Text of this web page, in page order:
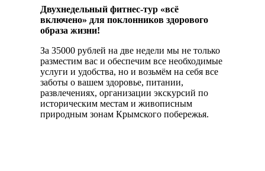
Двухнедельный фитнес-тур «всё
включено» для поклонников здорового
образа жизни!
За 35000 рублей на две недели мы не только
разместим вас и обеспечим все необходимые
услуги и удобства, но и возьмём на себя все
заботы о вашем здоровье, питании,
развлечениях, организации экскурсий по
историческим местам и живописным
природным зонам Крымского побережья.